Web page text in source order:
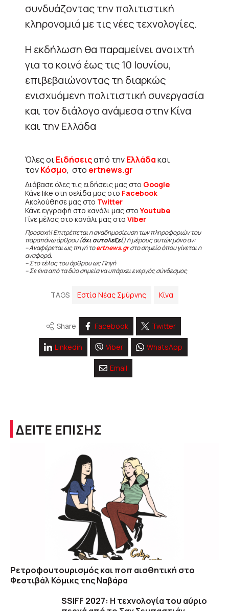
συνδυάζοντας την πολιτιστική
κληρονομιά με τις νέες τεχνολογίες.
Η εκδήλωση θα παραμείνει ανοιχτή
για το κοινό έως τις 10 Ιουνίου,
επιβεβαιώνοντας τη διαρκώς
ενισχυόμενη πολιτιστική συνεργασία
και τον διάλογο ανάμεσα στην Κίνα
και την Ελλάδα
Όλες οιΕιδήσειςαπό τηνΕλλάδακαι
τονΚόσμο, στο ertnews.gr
Διάβασε όλες τις ειδήσεις μας στο Google
Κάνε like στη σελίδα μας στο Facebook
Ακολούθησε μας στο Twitter
Κάνε εγγραφή στο κανάλι μας στοYoutube
Γίνε μέλος στο κανάλι μας στο Viber
Προσοχή! Επιτρέπεται η αναδημοσίευση των πληροφοριών του
παραπάνω άρθρου (όχι αυτολεξεί) ή μέρους αυτών μόνο αν:
– Αναφέρεται ως πηγή τοertnews.grστο σημείο όπου γίνεται η
αναφορά.
– Στο τέλος του άρθρου ως Πηγή
– Σε ένα από τα δύο σημεία να υπάρχει ενεργός σύνδεσμος
TAGS Εστία Νέας Σμύρνης Κίνα
Share Facebook Twitter
Linkedin Viber WhatsApp
Email
ΔΕΙΤΕ ΕΠΙΣΗΣ
Ρετροφουτουρισμός και ποπ αισθητική στο
Φεστιβάλ Κόμικς της Ναβάρα
SSIFF 2027: Η τεχνολογία του αύριο